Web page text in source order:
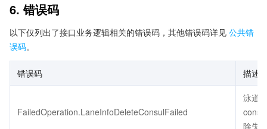
6. 错误码
以下仅列出了接口业务逻辑相关的错误码，其他错误码详见 公共错
误码。
错误码 描述
FailedOperation.LaneInfoDeleteConsulFailed
泳道
除失